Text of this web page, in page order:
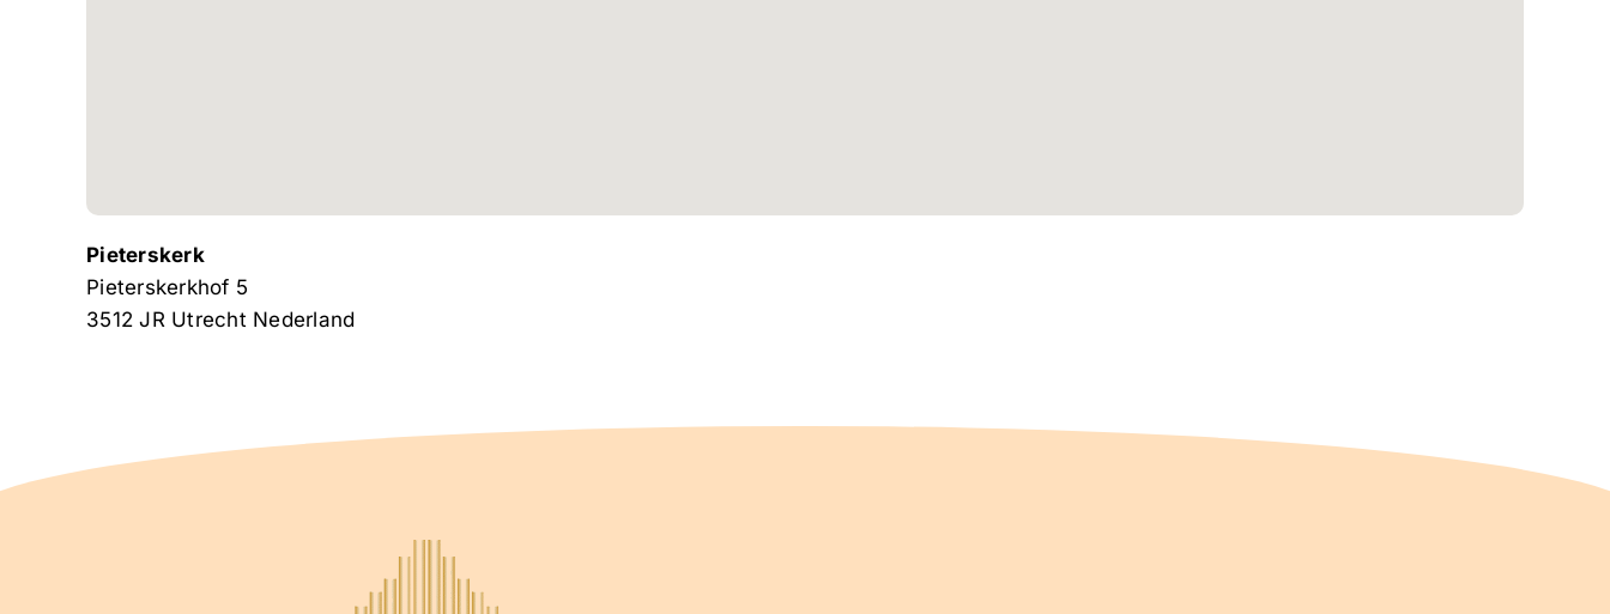
Pieterskerk
Pieterskerkhof 5
3512 JR Utrecht Nederland